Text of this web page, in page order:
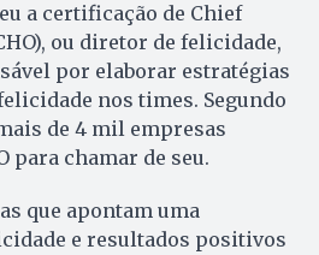
a certificação de Chief
ou diretor de felicidade,
por elaborar estratégias
nos times. Segundo
de 4 mil empresas
para chamar de seu.
que apontam uma
e resultados positivos